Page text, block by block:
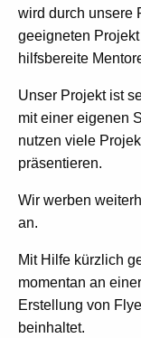
wird durch unsere
geeigneten
hilfsbereite
Unser Projekt ist
mit einer eigenen
nutzen viele
präsentieren.
Wir werben
an.
Mit Hilfe kürzlich
momentan an
Erstellung von
beinhaltet.